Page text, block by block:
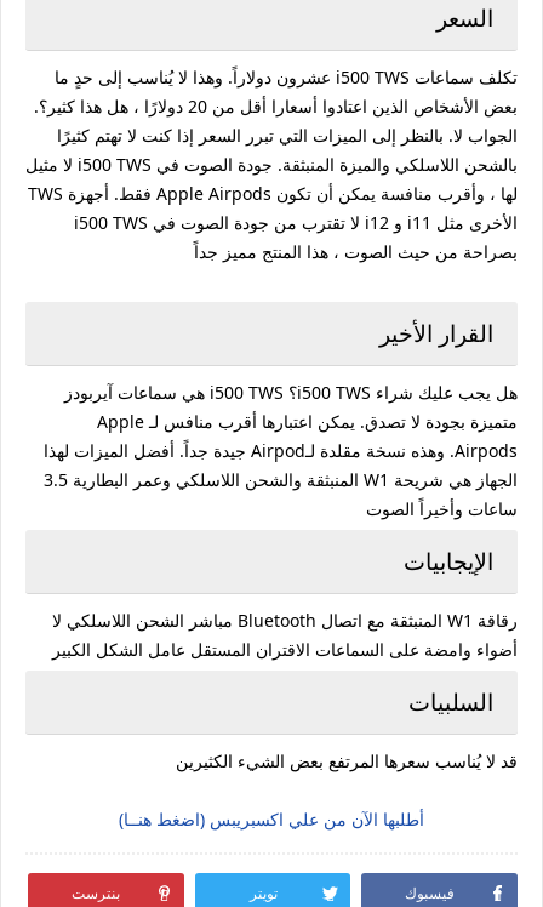
السعر
تكلف سماعات i500 TWS عشرون دولاراً. وهذا لا يُناسب إلى حدٍ ما
بعض الأشخاص الذين اعتادوا أسعارا أقل من 20 دولارًا ، هل هذا كثير؟.
الجواب لا. بالنظر إلى الميزات التي تبرر السعر إذا كنت لا تهتم كثيرًا
بالشحن اللاسلكي والميزة المنبثقة. جودة الصوت في i500 TWS لا مثيل
لها ، وأقرب منافسة يمكن أن تكون Apple Airpods فقط. أجهزة TWS
الأخرى مثل i11 و i12 لا تقترب من جودة الصوت في i500 TWS
بصراحة من حيث الصوت ، هذا المنتج مميز جداً
القرار الأخير
هل يجب عليك شراء i500 TWS؟ i500 TWS هي سماعات آيربودز
متميزة بجودة لا تصدق. يمكن اعتبارها أقرب منافس لـ Apple
Airpods. وهذه نسخة مقلدة لـAirpod جيدة جداً. أفضل الميزات لهذا
الجهاز هي شريحة W1 المنبثقة والشحن اللاسلكي وعمر البطارية 3.5
ساعات وأخيراً الصوت
الإيجابيات
رقاقة W1 المنبثقة مع اتصال Bluetooth مباشر الشحن اللاسلكي لا
أضواء وامضة على السماعات الاقتران المستقل عامل الشكل الكبير
السلبيات
قد لا يُناسب سعرها المرتفع بعض الشيء الكثيرين
أطلبها الآن من علي اكسبريبس (اضغط هنــا)
فيسبوك تويتر بنترست